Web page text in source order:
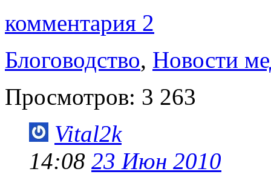
комментария 2
Блоговодство, Новости
Просмотров: 3 263
Vital2k
14:08 23 Июн 2010